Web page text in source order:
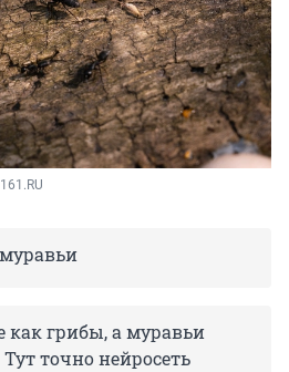
как грибы, а муравьи
точно нейросеть